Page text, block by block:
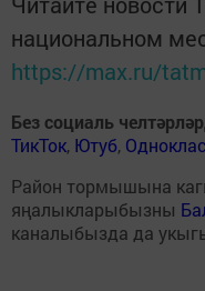
национальном
https://max.ru/
Без социаль
ТикТок, Ютуб,
Район тормышына
яңалыкларыбызны
каналыбызда да